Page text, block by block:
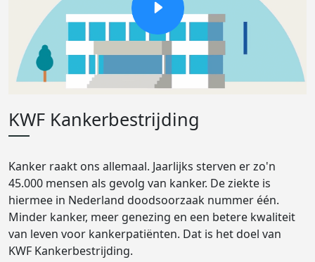
KWF Kankerbestrijding
Kanker raakt ons allemaal. Jaarlijks sterven er zo'n
45.000 mensen als gevolg van kanker. De ziekte is
hiermee in Nederland doodsoorzaak nummer één.
Minder kanker, meer genezing en een betere kwaliteit
van leven voor kankerpatiënten. Dat is het doel van
KWF Kankerbestrijding.